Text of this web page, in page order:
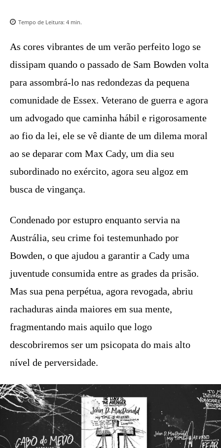
Tempo de Leitura: 4 min.
As cores vibrantes de um verão perfeito logo se
dissipam quando o passado de Sam Bowden volta
para assombrá-lo nas redondezas da pequena
comunidade de Essex. Veterano de guerra e agora
um advogado que caminha hábil e rigorosamente
ao fio da lei, ele se vê diante de um dilema moral
ao se deparar com Max Cady, um dia seu
subordinado no exército, agora seu algoz em
busca de vingança.
Condenado por estupro enquanto servia na
Austrália, seu crime foi testemunhado por
Bowden, o que ajudou a garantir a Cady uma
juventude consumida entre as grades da prisão.
Mas sua pena perpétua, agora revogada, abriu
rachaduras ainda maiores em sua mente,
fragmentando mais aquilo que logo
descobriremos ser um psicopata do mais alto
nível de perversidade.